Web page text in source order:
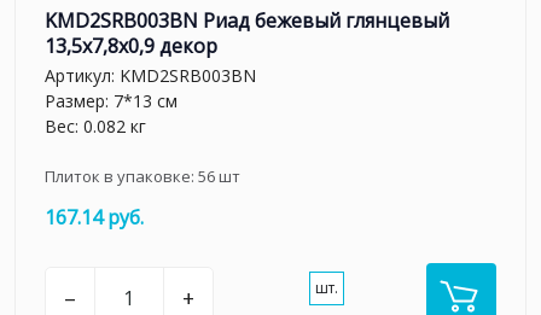
KMD2SRB003BN Риад бежевый глянцевый
13,5x7,8x0,9 декор
Артикул: KMD2SRB003BN
Размер: 7*13 см
Вес: 0.082 кг
Плиток в упаковке: 56шт
167.14 руб.
– + шт.